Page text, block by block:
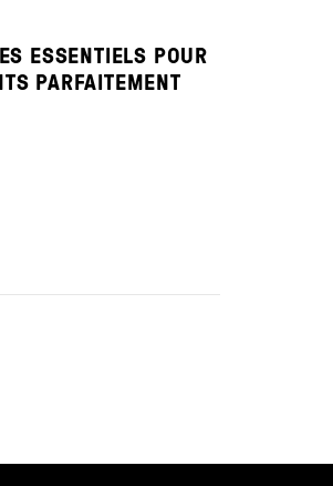
ESSENTIELS POUR
PARFAITEMENT